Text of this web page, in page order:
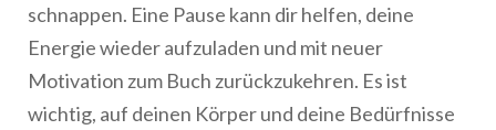
schnappen. Eine Pause kann dir helfen, deine
Energie wieder aufzuladen und mit neuer
Motivation zum Buch zurückzukehren. Es ist
wichtig, auf deinen Körper und deine Bedürfnisse